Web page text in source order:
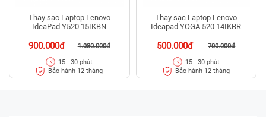
Thay sạc Laptop Lenovo
IdeaPad Y520 15IKBN
900.000đ 1.080.000đ
15 - 30 phút
Bảo hành 12 tháng
Thay sạc Laptop Lenovo
Ideapad YOGA 520 14IKBR
500.000đ 700.000đ
15 - 30 phút
Bảo hành 12 tháng